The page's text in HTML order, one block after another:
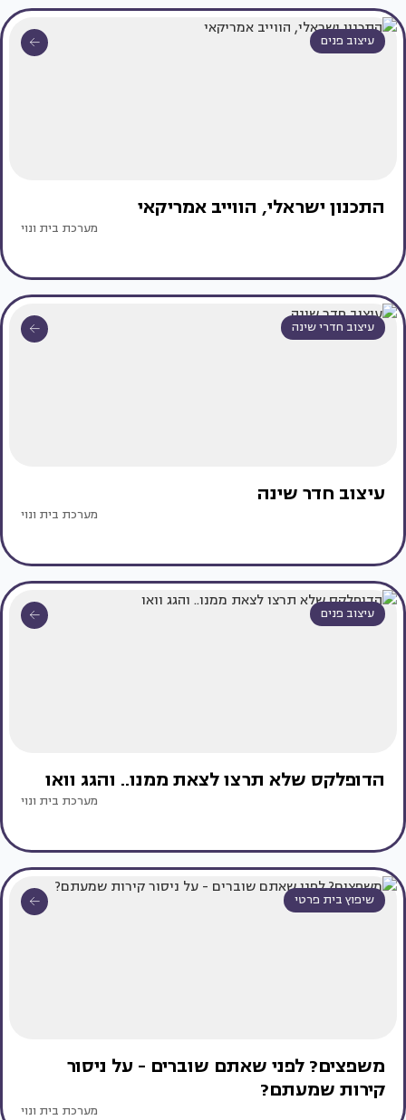
עיצוב פנים
התכנון ישראלי, הווייב אמריקאי
מערכת בית ונוי
עיצוב חדרי שינה
עיצוב חדר שינה
מערכת בית ונוי
עיצוב פנים
הדופלקס שלא תרצו לצאת ממנו.. והגג וואו
מערכת בית ונוי
שיפוץ בית פרטי
משפצים? לפני שאתם שוברים - על ניסור
קירות שמעתם?
מערכת בית ונוי